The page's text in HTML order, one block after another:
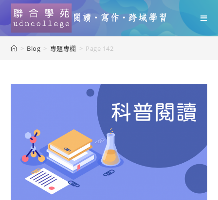
> Blog > 專題專欄 > Page 142